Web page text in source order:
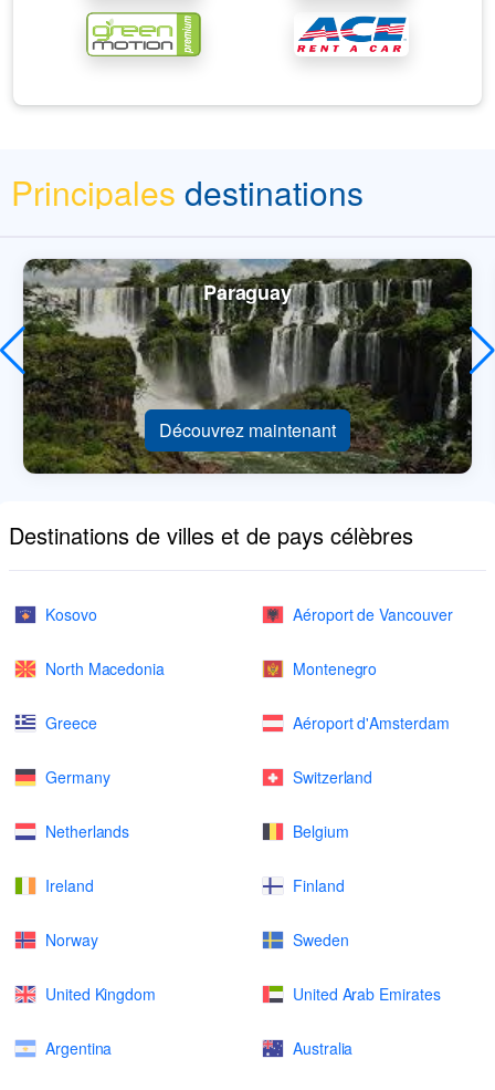
Principales destinations
Paraguay
Découvrez maintenant
Destinations de villes et de pays célèbres
Kosovo Aéroport de Vancouver
North Macedonia Montenegro
Greece Aéroport d'Amsterdam
Germany Switzerland
Netherlands Belgium
Ireland Finland
Norway Sweden
United Kingdom United Arab Emirates
Argentina Australia